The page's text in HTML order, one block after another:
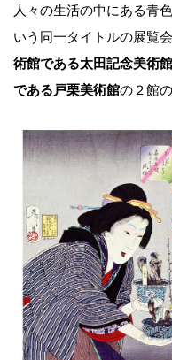
人々の生活の中にある青
いう同一タイトルの展覧
術館である太田記念美術館
である戸栗美術館の２館